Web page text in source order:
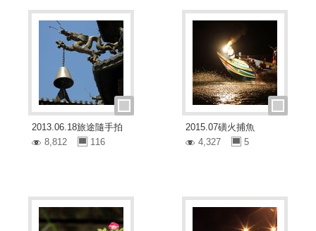
2013.06.18旅途隨手拍
8,812
116
2015.07磺火捕魚
4,327
5